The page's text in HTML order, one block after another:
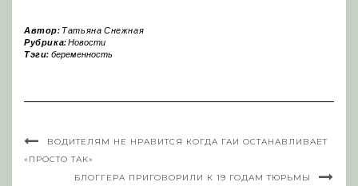
Автор: Татьяна Снежная
Рубрика:Новости
Тэги: беременность
ВОДИТЕЛЯМ НЕ НРАВИТСЯ КОГДА ГАИ ОСТАНАВЛИВАЕТ
«ПРОСТО ТАК»
БЛОГГЕРА ПРИГОВОРИЛИ К 19 ГОДАМ ТЮРЬМЫ